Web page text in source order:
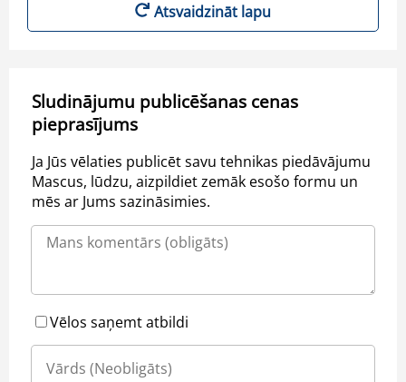
Atsvaidzināt lapu
Sludinājumu publicēšanas cenas
pieprasījums
Ja Jūs vēlaties publicēt savu tehnikas piedāvājumu
Mascus, lūdzu, aizpildiet zemāk esošo formu un
mēs ar Jums sazināsimies.
Vēlos saņemt atbildi